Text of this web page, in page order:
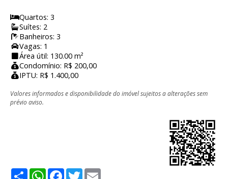
Quartos: 3
Suítes: 2
Banheiros: 3
Vagas: 1
Área útil: 130.00 m²
Condomínio: R$ 200,00
IPTU: R$ 1.400,00
Valores informados e disponibilidade do imóvel sujeitos a alterações sem
prévio aviso.
ShareWhatsApp
Facebook
Twitter